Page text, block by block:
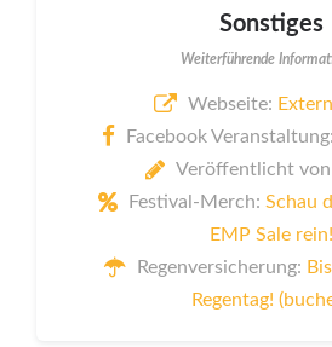
Sonstiges
Weiterführende
Webseite:
Facebook
Veröffentlicht
Festival-Merch: Schau
EMP Sale rein!
Regenversicherung:
Regentag!